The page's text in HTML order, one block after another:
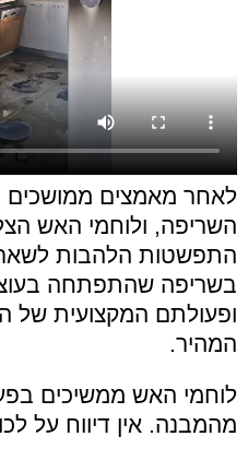
לאחר מאמצים ממושכים
השריפה, ולוחמי האש
התפשטות הלהבות לשאר
בשריפה שהתפתחה
ופעולתם המקצועית של
המהיר.
לוחמי האש ממשיכים
מהמבנה. אין דיווח על